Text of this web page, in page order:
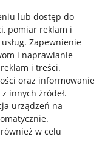
lub dostęp do
pomiar reklam i
. Zapewnienie
i naprawianie
i treści.
oraz informowanie
innych źródeł.
urządzeń na
.
w celu